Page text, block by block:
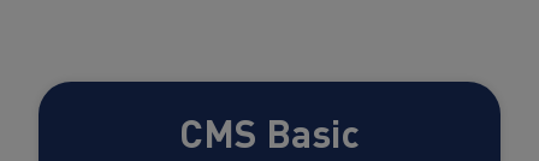
CMS Basic